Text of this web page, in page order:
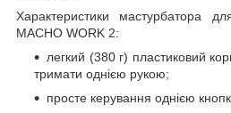
Характеристики мастурбатора
MACHO WORK 2:
легкий (380 г) пластиковий
тримати однією рукою;
просте керування однією